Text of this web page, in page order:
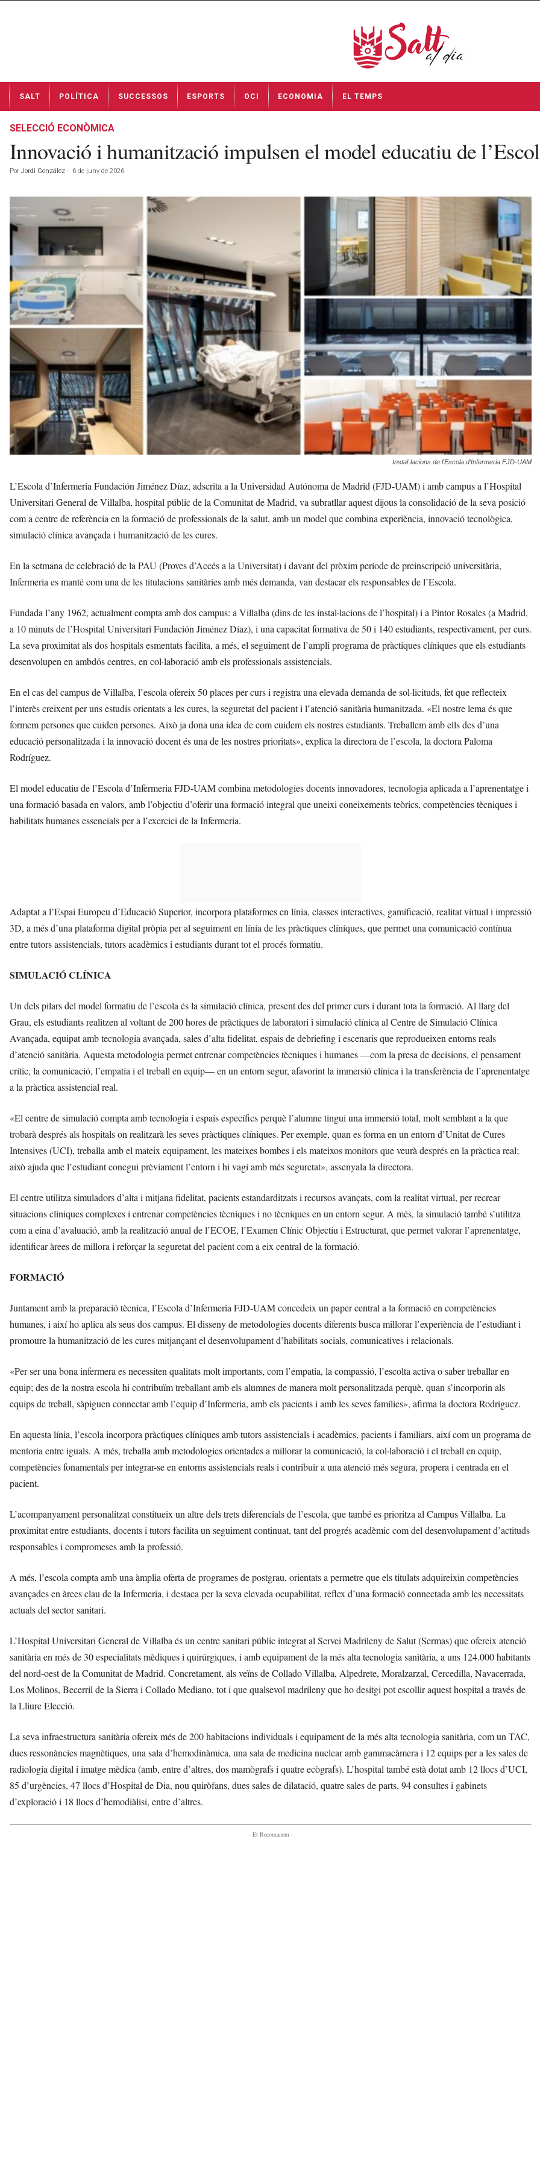
t
SALT POLÍTICA SUCCESSOS ESPORTS OCI ECONOMIA EL TEMPS
SELECCIÓ ECONÒMICA
Innovació i humanització impulsen el model educatiu de
Por Jordi González - 6 de juny de 2026
Instal·lacions de l'Escola d'Infermeria FJD-UAM
L’Escola d’Infermeria Fundación Jiménez Díaz, adscrita a la Universidad Autónoma de Madrid (FJD-UAM) i amb campus a l’Hospital
Universitari General de Villalba, hospital públic de la Comunitat de Madrid, va subratllar aquest dijous la consolidació de la seva posició
com a centre de referència en la formació de professionals de la salut, amb un model que combina experiència, innovació tecnològica,
simulació clínica avançada i humanització de les cures.
En la setmana de celebració de la PAU (Proves d’Accés a la Universitat) i davant del pròxim període de preinscripció universitària,
Infermeria es manté com una de les titulacions sanitàries amb més demanda, van destacar els responsables de l’Escola.
Fundada l’any 1962, actualment compta amb dos campus: a Villalba (dins de les instal·lacions de l’hospital) i a Pintor Rosales (a Madrid,
a 10 minuts de l’Hospital Universitari Fundación Jiménez Díaz), i una capacitat formativa de 50 i 140 estudiants, respectivament, per curs.
La seva proximitat als dos hospitals esmentats facilita, a més, el seguiment de l’ampli programa de pràctiques clíniques que els estudiants
desenvolupen en ambdós centres, en col·laboració amb els professionals assistencials.
En el cas del campus de Villalba, l’escola ofereix 50 places per curs i registra una elevada demanda de sol·licituds, fet que reflecteix
l’interès creixent per uns estudis orientats a les cures, la seguretat del pacient i l’atenció sanitària humanitzada. «El nostre lema és que
formem persones que cuiden persones. Això ja dona una idea de com cuidem els nostres estudiants. Treballem amb ells des d’una
educació personalitzada i la innovació docent és una de les nostres prioritats», explica la directora de l’escola, la doctora Paloma
Rodríguez.
El model educatiu de l’Escola d’Infermeria FJD-UAM combina metodologies docents innovadores, tecnologia aplicada a l’aprenentatge i
una formació basada en valors, amb l’objectiu d’oferir una formació integral que uneixi coneixements teòrics, competències tècniques i
habilitats humanes essencials per a l’exercici de la Infermeria.
Adaptat a l’Espai Europeu d’Educació Superior, incorpora plataformes en línia, classes interactives, gamificació, realitat virtual i impressió
3D, a més d’una plataforma digital pròpia per al seguiment en línia de les pràctiques clíniques, que permet una comunicació contínua
entre tutors assistencials, tutors acadèmics i estudiants durant tot el procés formatiu.
SIMULACIÓ CLÍNICA
Un dels pilars del model formatiu de l’escola és la simulació clínica, present des del primer curs i durant tota la formació. Al llarg del
Grau, els estudiants realitzen al voltant de 200 hores de pràctiques de laboratori i simulació clínica al Centre de Simulació Clínica
Avançada, equipat amb tecnologia avançada, sales d’alta fidelitat, espais de debriefing i escenaris que reprodueixen entorns reals
d’atenció sanitària. Aquesta metodologia permet entrenar competències tècniques i humanes —com la presa de decisions, el pensament
crític, la comunicació, l’empatia i el treball en equip— en un entorn segur, afavorint la immersió clínica i la transferència de l’aprenentatge
a la pràctica assistencial real.
«El centre de simulació compta amb tecnologia i espais específics perquè l’alumne tingui una immersió total, molt semblant a la que
trobarà després als hospitals on realitzarà les seves pràctiques clíniques. Per exemple, quan es forma en un entorn d’Unitat de Cures
Intensives (UCI), treballa amb el mateix equipament, les mateixes bombes i els mateixos monitors que veurà després en la pràctica real;
això ajuda que l’estudiant conegui prèviament l’entorn i hi vagi amb més seguretat», assenyala la directora.
El centre utilitza simuladors d’alta i mitjana fidelitat, pacients estandarditzats i recursos avançats, com la realitat virtual, per recrear
situacions clíniques complexes i entrenar competències tècniques i no tècniques en un entorn segur. A més, la simulació també s’utilitza
com a eina d’avaluació, amb la realització anual de l’ECOE, l’Examen Clínic Objectiu i Estructurat, que permet valorar l’aprenentatge,
identificar àrees de millora i reforçar la seguretat del pacient com a eix central de la formació.
FORMACIÓ
Juntament amb la preparació tècnica, l’Escola d’Infermeria FJD-UAM concedeix un paper central a la formació en competències
humanes, i així ho aplica als seus dos campus. El disseny de metodologies docents diferents busca millorar l’experiència de l’estudiant i
promoure la humanització de les cures mitjançant el desenvolupament d’habilitats socials, comunicatives i relacionals.
«Per ser una bona infermera es necessiten qualitats molt importants, com l’empatia, la compassió, l’escolta activa o saber treballar en
equip; des de la nostra escola hi contribuïm treballant amb els alumnes de manera molt personalitzada perquè, quan s’incorporin als
equips de treball, sàpiguen connectar amb l’equip d’Infermeria, amb els pacients i amb les seves famílies», afirma la doctora Rodríguez.
En aquesta línia, l’escola incorpora pràctiques clíniques amb tutors assistencials i acadèmics, pacients i familiars, així com un programa de
mentoria entre iguals. A més, treballa amb metodologies orientades a millorar la comunicació, la col·laboració i el treball en equip,
competències fonamentals per integrar-se en entorns assistencials reals i contribuir a una atenció més segura, propera i centrada en el
pacient.
L’acompanyament personalitzat constitueix un altre dels trets diferencials de l’escola, que també es prioritza al Campus Villalba. La
proximitat entre estudiants, docents i tutors facilita un seguiment continuat, tant del progrés acadèmic com del desenvolupament d’actituds
responsables i compromeses amb la professió.
A més, l’escola compta amb una àmplia oferta de programes de postgrau, orientats a permetre que els titulats adquireixin competències
avançades en àrees clau de la Infermeria, i destaca per la seva elevada ocupabilitat, reflex d’una formació connectada amb les necessitats
actuals del sector sanitari.
L’Hospital Universitari General de Villalba és un centre sanitari públic integrat al Servei Madrileny de Salut (Sermas) que ofereix atenció
sanitària en més de 30 especialitats mèdiques i quirúrgiques, i amb equipament de la més alta tecnologia sanitària, a uns 124.000 habitants
del nord-oest de la Comunitat de Madrid. Concretament, als veïns de Collado Villalba, Alpedrete, Moralzarzal, Cercedilla, Navacerrada,
Los Molinos, Becerril de la Sierra i Collado Mediano, tot i que qualsevol madrileny que ho desitgi pot escollir aquest hospital a través de
la Lliure Elecció.
La seva infraestructura sanitària ofereix més de 200 habitacions individuals i equipament de la més alta tecnologia sanitària, com un TAC,
dues ressonàncies magnètiques, una sala d’hemodinàmica, una sala de medicina nuclear amb gammacàmera i 12 equips per a les sales de
radiologia digital i imatge mèdica (amb, entre d’altres, dos mamògrafs i quatre ecògrafs). L’hospital també està dotat amb 12 llocs d’UCI,
85 d’urgències, 47 llocs d’Hospital de Dia, nou quiròfans, dues sales de dilatació, quatre sales de parts, 94 consultes i gabinets
d’exploració i 18 llocs d’hemodiàlisi, entre d’altres.
- Et Recomanem -